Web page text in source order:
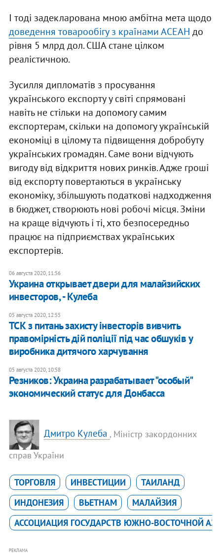
І тоді задекларована мною амбітна мета щодо
доведення товарообігу з країнами АСЕАН до
рівня 5 млрд дол. США стане цілком
реалістичною.
Зусилля дипломатів з просування
українського експорту у світі спрямовані
навіть не стільки на допомогу самим
експортерам, скільки на допомогу українській
економіці в цілому та підвищення добробуту
українських громадян. Саме вони відчують
вигоду від відкриття нових ринків. Адже гроші
від експорту повертаються в українську
економіку, збільшують податкові надходження
в бюджет, створюють нові робочі місця. Зміни
на краще відчують і ті, хто безпосередньо
працює на підприємствах українських
експортерів.
06 августа 2020, 11:56
Украина открывает двери для малайзийских
инвесторов, - Кулеба
05 августа 2020, 12:55
ТСК з питань захисту інвесторів вивчить
правомірність дій поліції під час обшуків у
виробника дитячого харчування
05 августа 2020, 10:58
Резников: Украина разрабатывает "особый"
экономический статус для Донбасса
Дмитро Кулеба , Міністр закордонних
справ України
ТОРГОВЛЯ ИНВЕСТИЦИИ
ТАИЛАНД
ИНДОНЕЗИЯ
ВЬЕТНАМ
МАЛАЙЗИЯ
АССОЦИАЦИЯ ГОСУДАРСТВ ЮЖНО-ВОСТОЧНОЙ
РЕКЛАМА